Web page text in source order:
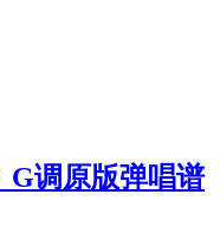
G调原版弹唱谱